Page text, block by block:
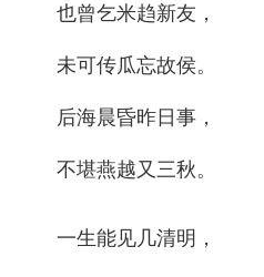
也曾乞米趋新友，
未可传瓜忘故侯。
后海晨昏昨日事，
不堪燕越又三秋。
一生能见几清明，